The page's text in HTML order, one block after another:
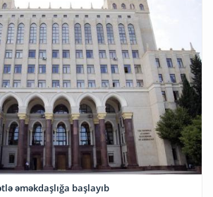
əməkdaşlığa başlayıb